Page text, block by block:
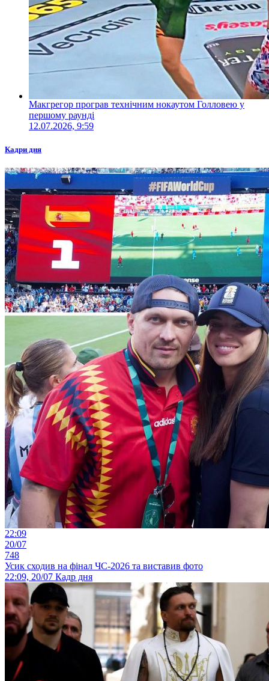
Макгрегор програв технічним нокаутом Голловею у
першому раунді
12.07.2026, 9:59
Кадри дня
22:09
20/07
748
Усик сходив на фінал ЧС-2026 та виставив фото
22:09, 20/07 Кадр дня